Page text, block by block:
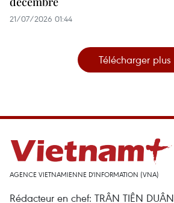
21/07/2026 01:44
Télécharger plus
AGENCE VIETNAMIENNE D'INFORMATION (VNA)
Rédacteur en chef: TRÂN TIÊN DUÂN